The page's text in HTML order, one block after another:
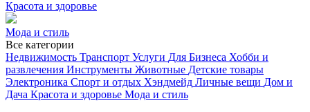
Красота и здоровье
Мода и стиль
Все категории
Недвижимость Транспорт Услуги Для Бизнеса Хобби и
развлечения Инструменты Животные Детские товары
Электроника Спорт и отдых Хэндмейд Личные вещи Дом и
Дача Красота и здоровье Мода и стиль